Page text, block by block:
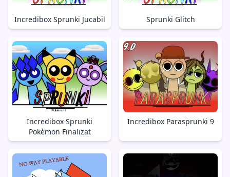
Incredibox Sprunki Jucabil Sprunki Glitch
Incredibox Sprunki
Pokèmon Finalizat
Incredibox Parasprunki 9